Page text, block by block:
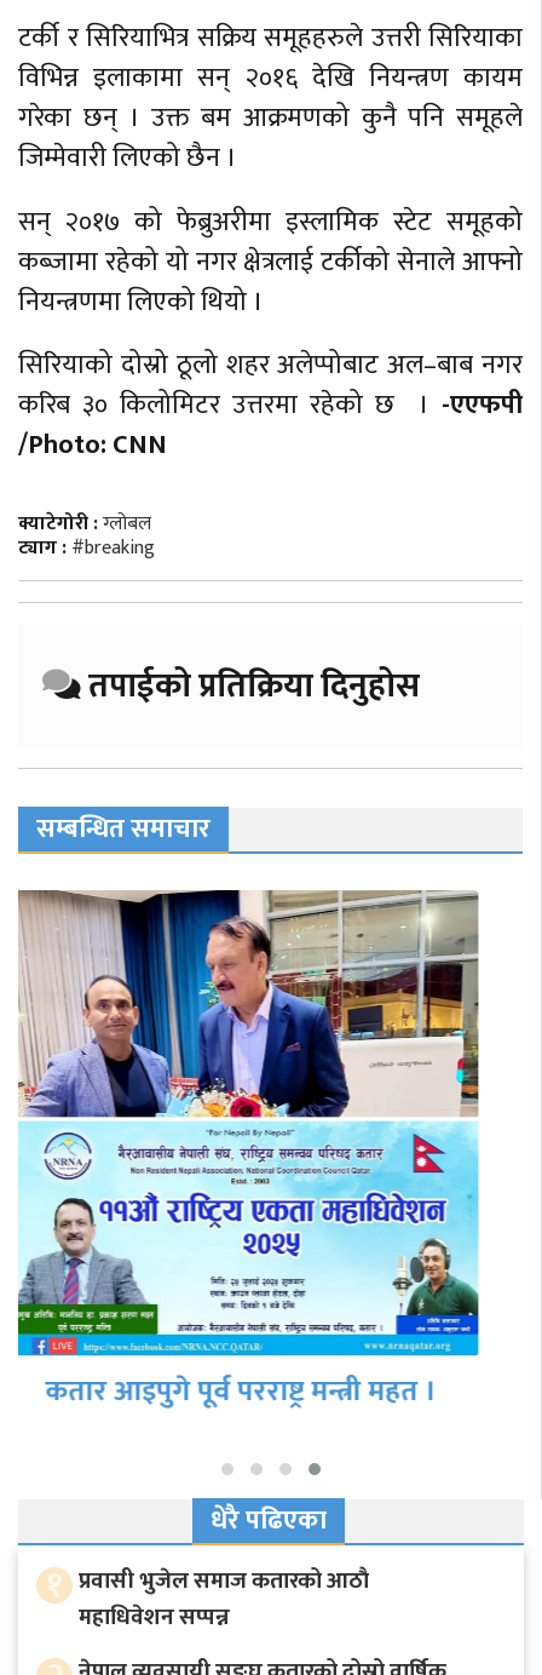
टर्की र सिरियाभित्र सक्रिय समूहहरुले उत्तरी सिरियाका
विभिन्न इलाकामा सन् २०१६ देखि नियन्त्रण कायम
गरेका छन् । उक्त बम आक्रमणको कुनै पनि समूहले
जिम्मेवारी लिएको छैन ।
सन् २०१७ को फेब्रुअरीमा इस्लामिक स्टेट समूहको
कब्जामा रहेको यो नगर क्षेत्रलाई टर्कीको सेनाले आफ्नो
नियन्त्रणमा लिएको थियो ।
सिरियाको दोस्रो ठूलो शहर अलेप्पोबाट अल–बाब नगर
करिब ३० किलोमिटर उत्तरमा रहेको छ । -एएफपी
/Photo: CNN
क्याटेगोरी :ग्लोबल
ट्याग :#breaking
तपाईको प्रतिक्रिया दिनुहोस
सम्बन्धित समाचार
एनआरएन अध्यक्ष श्रेष्ठ र एफएनसीसीआई
अध्यक्ष ढकालबीच ‘एनआरएन इन्भेस्टमेन्ट
समिटबारे…
धेरै पढिएका
१ प्रवासी भुजेल समाज कतारको आठाै
महाधिवेशन सप्पन्न